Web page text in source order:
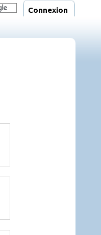
Connexion